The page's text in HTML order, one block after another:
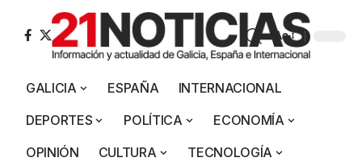
Aa
GALICIA ESPAÑA
INTERNACIONAL
DEPORTES
POLÍTICA
ECONOMÍA
OPINIÓN
CULTURA
TECNOLOGÍA